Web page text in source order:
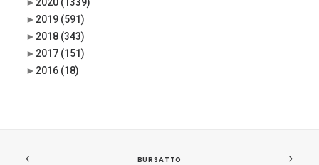
► 2019 (591)
► 2018 (343)
► 2017 (151)
► 2016 (18)
BURSATTO